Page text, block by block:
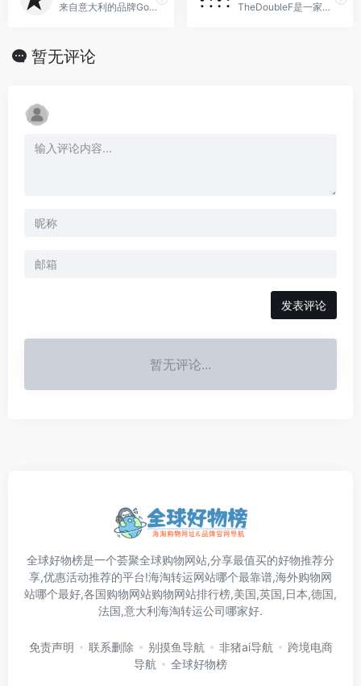
来自意大利的品牌Golden Goose,黄金鹅小脏鞋,脏脏鞋 TheDoubleF是一家意大利奢侈品电商平台，涵盖了时装、鞋履、配件、珠宝、手表等多个品类。
暂无评论
发表评论
暂无评论...
全球好物榜是一个荟聚全球购物网站,分享最值买的好物推荐分
享,优惠活动推荐的平台!海淘转运网站哪个最靠谱,海外购物网
站哪个最好,各国购物网站购物网站排行榜,美国,英国,日本,德国,
法国,意大利海淘转运公司哪家好.
免责声明 联系删除 别摸鱼导航 非猪ai导航
跨境电商
导航
全球好物榜